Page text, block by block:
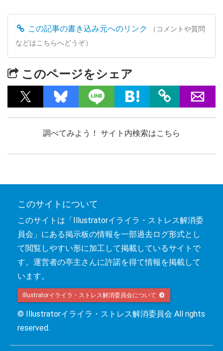
この記事の書き込み元へのリンク
（コメントや質問
などはこちらへどうぞ）
このページをシェア
調べてみよう！ サイト内検索はこちら
このサイトについて
このサイトは「Illustratorイライラ・ストレス解消委
員会」にある掲示板の情報を一部過去ログ形式とし
て閲覧しやすい形に加工して掲載しているサイトで
す。運営者の亭主さんに許諾を得て情報を掲載して
います。
Illustratorイライラ・ストレス解消委員会について
© Illustratorイライラ・ストレス解消委員会 All rights
reserved.